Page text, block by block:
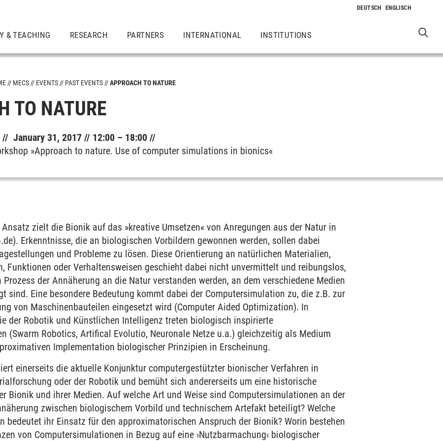
& TEACHING RESEARCH PARTNERS INTERNATIONAL INSTITUTIONS
MECS EVENTS PAST EVENTS APPROACH TO NATURE
TO NATURE
// January 31, 2017 // 12:00 – 18:00 //
»Approach to nature. Use of computer simulations in bionics«
zielt die Bionik auf das »kreative Umsetzen« von Anregungen aus der Natur in
Erkenntnisse, die an biologischen Vorbildern gewonnen werden, sollen dabei
und Probleme zu lösen. Diese Orientierung an natürlichen Materialien,
Funktionen oder Verhaltensweisen geschieht dabei nicht unvermittelt und reibungslos,
der Annäherung an die Natur verstanden werden, an dem verschiedene Medien
sind. Eine besondere Bedeutung kommt dabei der Computersimulation zu, die z.B. zur
von Maschinenbauteilen eingesetzt wird (Computer Aided Optimization). In
der Robotik und Künstlichen Intelligenz treten biologisch inspirierte
(Swarm Robotics, Artifical Evolutio, Neuronale Netze u.a.) gleichzeitig als Medium
Implementation biologischer Prinzipien in Erscheinung.
einerseits die aktuelle Konjunktur computergestützter bionischer Verfahren in
oder der Robotik und bemüht sich andererseits um eine historische
Bionik und ihrer Medien. Auf welche Art und Weise sind Computersimulationen an der
zwischen biologischem Vorbild und technischem Artefakt beteiligt? Welche
bedeutet ihr Einsatz für den approximatorischen Anspruch der Bionik? Worin bestehen
von Computersimulationen in Bezug auf eine ›Nutzbarmachung‹ biologischer